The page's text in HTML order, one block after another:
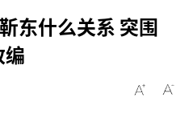
东什么关系 突围